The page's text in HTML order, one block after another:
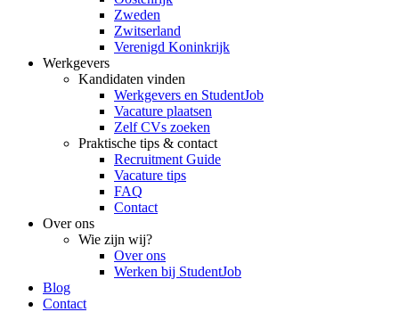
Zweden
Zwitserland
Verenigd Koninkrijk
Werkgevers
Kandidaten vinden
Werkgevers en StudentJob
Vacature plaatsen
Zelf CVs zoeken
Praktische tips & contact
Recruitment Guide
Vacature tips
FAQ
Contact
Over ons
Wie zijn wij?
Over ons
Werken bij StudentJob
Blog
Contact